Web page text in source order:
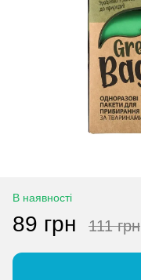
В наявності
89 грн 111 грн